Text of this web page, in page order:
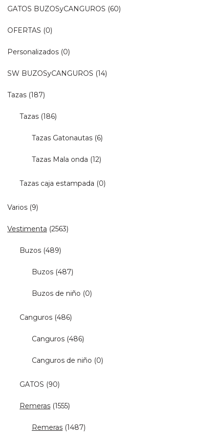
GATOS BUZOSyCANGUROS (60)
OFERTAS (0)
Personalizados (0)
SW BUZOSyCANGUROS (14)
Tazas (187)
Tazas (186)
Tazas Gatonautas (6)
Tazas Mala onda (12)
Tazas caja estampada (0)
Varios (9)
Vestimenta (2563)
Buzos (489)
Buzos (487)
Buzos de niño (0)
Canguros (486)
Canguros (486)
Canguros de niño (0)
GATOS (90)
Remeras (1555)
Remeras (1487)